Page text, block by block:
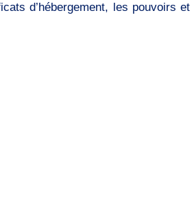
d’hébergement, les pouvoirs